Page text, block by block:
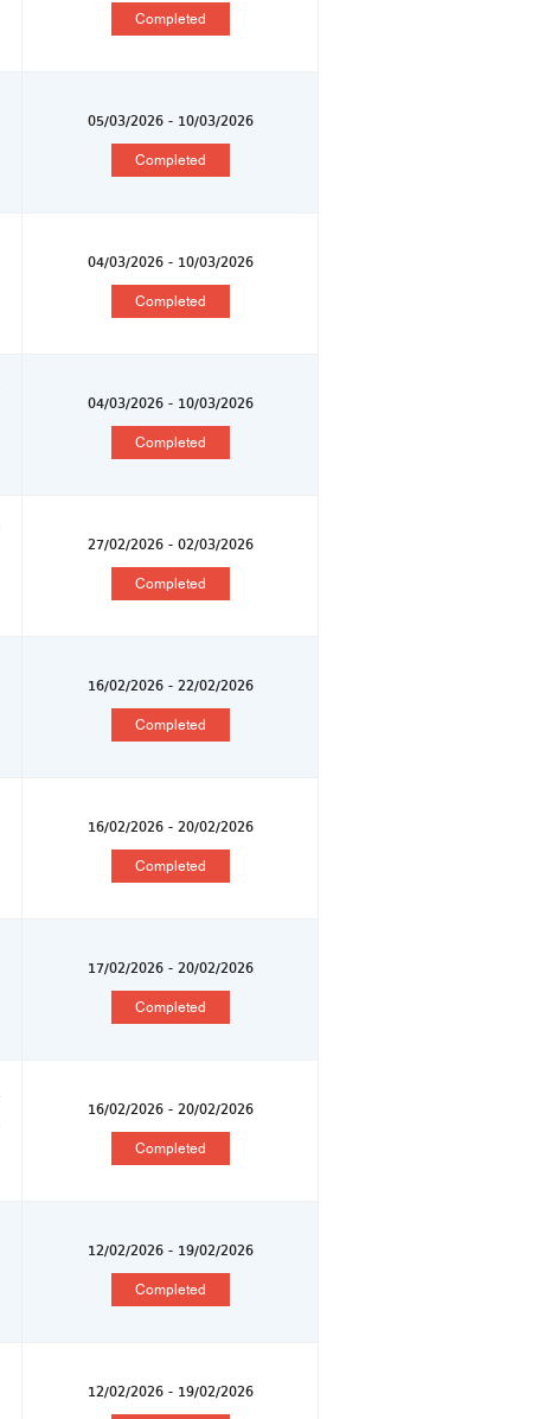
Completed
05/03/2026 - 10/03/2026
Completed
04/03/2026 - 10/03/2026
Completed
04/03/2026 - 10/03/2026
Completed
27/02/2026 - 02/03/2026
Completed
16/02/2026 - 22/02/2026
Completed
16/02/2026 - 20/02/2026
Completed
17/02/2026 - 20/02/2026
Completed
16/02/2026 - 20/02/2026
Completed
12/02/2026 - 19/02/2026
Completed
12/02/2026 - 19/02/2026